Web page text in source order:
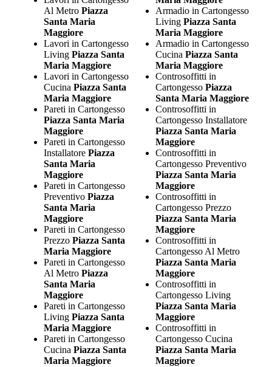
Al Metro Piazza
Santa Maria
Maggiore
Lavori in Cartongesso
Living Piazza Santa
Maria Maggiore
Lavori in Cartongesso
Cucina Piazza Santa
Maria Maggiore
Pareti in Cartongesso
Piazza Santa Maria
Maggiore
Pareti in Cartongesso
Installatore Piazza
Santa Maria
Maggiore
Pareti in Cartongesso
Preventivo Piazza
Santa Maria
Maggiore
Pareti in Cartongesso
Prezzo Piazza Santa
Maria Maggiore
Pareti in Cartongesso
Al Metro Piazza
Santa Maria
Maggiore
Pareti in Cartongesso
Living Piazza Santa
Maria Maggiore
Pareti in Cartongesso
Cucina Piazza Santa
Maria Maggiore
Armadio in Cartongesso
Living Piazza Santa
Maria Maggiore
Armadio in Cartongesso
Cucina Piazza Santa
Maria Maggiore
Controsoffitti in
Cartongesso Piazza
Santa Maria Maggiore
Controsoffitti in
Cartongesso Installatore
Piazza Santa Maria
Maggiore
Controsoffitti in
Cartongesso Preventivo
Piazza Santa Maria
Maggiore
Controsoffitti in
Cartongesso Prezzo
Piazza Santa Maria
Maggiore
Controsoffitti in
Cartongesso Al Metro
Piazza Santa Maria
Maggiore
Controsoffitti in
Cartongesso Living
Piazza Santa Maria
Maggiore
Controsoffitti in
Cartongesso Cucina
Piazza Santa Maria
Maggiore